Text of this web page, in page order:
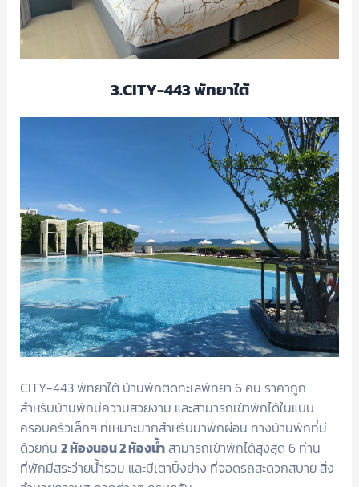
3.CITY-443 พัทยาใต้
CITY-443 พัทยาใต้ บ้านพักติดทะเลพัทยา 6 คน ราคาถูก
สำหรับบ้านพักมีความสวยงาม และสามารถเข้าพักได้ในแบบ
ครอบครัวเล็กๆ ที่เหมาะมากสำหรับมาพักผ่อน ทางบ้านพักที่มี
ด้วยกัน 2 ห้องนอน 2 ห้องน้ำสามารถเข้าพักได้สุงสุด 6 ท่าน
ที่พักมีสระว่ายน้ำรวม และมีเตาปิ้งย่าง ที่จอดรถสะดวกสบาย สิ่ง